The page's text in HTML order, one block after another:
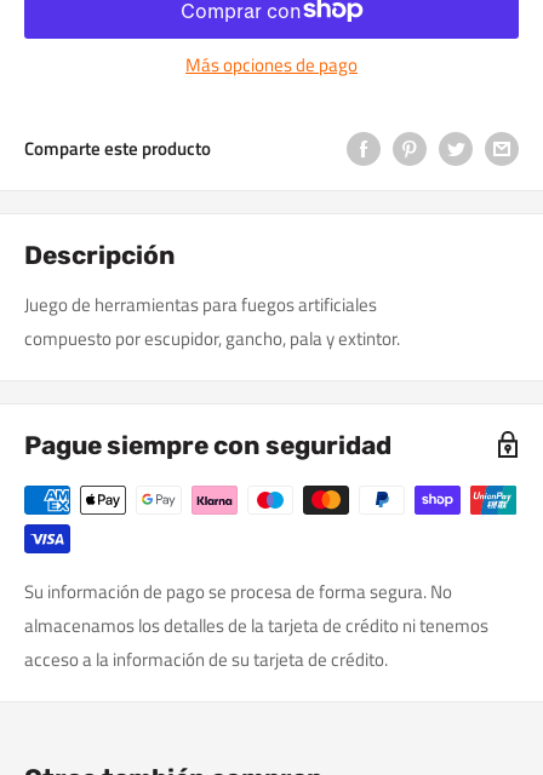
Más opciones de pago
Comparte este producto
Descripción
Juego de herramientas para fuegos artificiales
compuesto por escupidor, gancho, pala y extintor.
Pague siempre con seguridad
Su información de pago se procesa de forma segura. No
almacenamos los detalles de la tarjeta de crédito ni tenemos
acceso a la información de su tarjeta de crédito.